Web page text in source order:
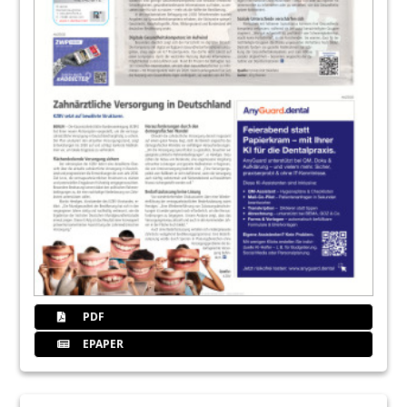
Zehn gute Gründe, die IDS 2021 zu
besuchen
Redaktion
„Echte Erlebnisse“: Kulzer Mobile
Academy auf Tour
Das Service-Angebot der Koelnmesse zur
Internationalen Dental-Schau 2021
Redaktion
„Die IDS ist ein Aufatmen der ganzen
Branche“
Mark Stephen Pace im Interview mit Christian
Ehrensberger
36„Die Coronakrise hat die digitale
Transformation der Messewirtschaft
PDF
EPAPER